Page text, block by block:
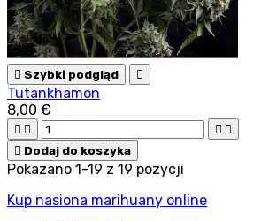
Kup nasiona marihuany online
 Szybki podgląd 
Tutankhamon
8,00 €
   
 Dodaj do koszyka
Pokazano 1-19 z 19 pozycji